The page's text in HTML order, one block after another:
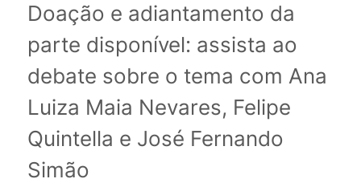
Doação e adiantamento da
parte disponível: assista ao
debate sobre o tema com Ana
Luiza Maia Nevares, Felipe
Quintella e José Fernando
Simão